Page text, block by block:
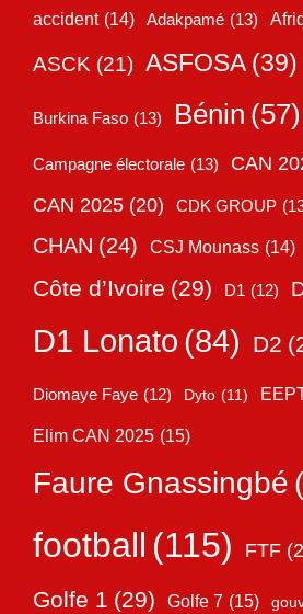
accident (14) Adakpamé (13)
ASCK (21) ASFOSA (39)
Burkina Faso (13) Bénin (57)
Campagne électorale (13) CAN
CAN 2025 (20) CDK GROUP
CHAN (24) CSJ Mounass (14)
Côte d’Ivoire (29) D1 (12)
D1 Lonato (84) D2
Diomaye Faye (12) Dyto (11)
Elim CAN 2025 (15)
Faure Gnassingbé
football (115) FTF
Golfe 1 (29) Golfe 7 (15)